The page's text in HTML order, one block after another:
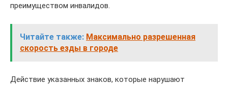
преимуществом инвалидов.
Читайте также: Максимально разрешенная
скорость езды в городе
Действие указанных знаков, которые нарушают